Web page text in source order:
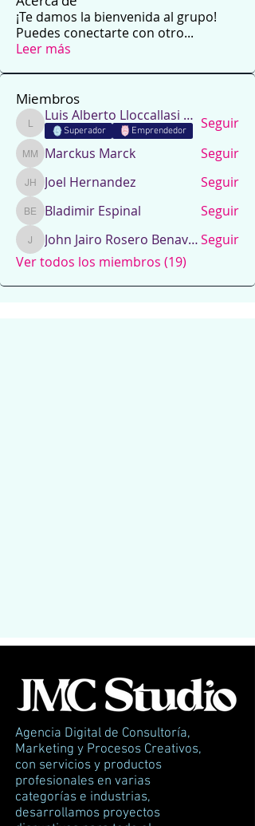
¡Te damos la bienvenida al grupo!
Puedes conectarte con otro...
Leer más
Miembros
Luis Alberto Lloccallasi Chipana
Luis Alberto Lloccallasi Chipana
Superador Emprendedor Seguir
Marckus Marck
Marckus Marck Seguir
Joel Hernandez
Joel Hernandez Seguir
Bladimir Espinal
Bladimir Espinal Seguir
John Jairo Rosero Benavides John Jairo Rosero BenavidesSeguir
Ver todos los miembros (19)
Agencia Digital de Consultoría,
Marketing y Procesos Creativos,
con servicios y productos
profesionales en varias
categorías e industrias,
desarrollamos proyectos